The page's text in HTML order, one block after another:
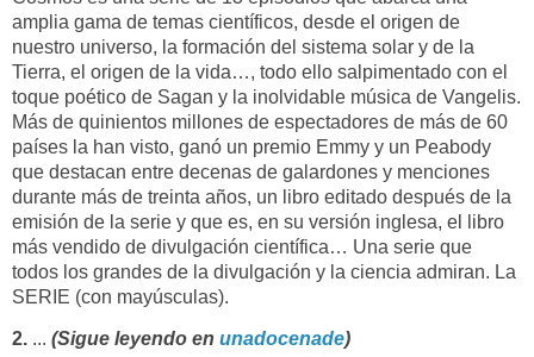
amplia gama de temas científicos, desde el origen de
nuestro universo, la formación del sistema solar y de la
Tierra, el origen de la vida…, todo ello salpimentado con el
toque poético de Sagan y la inolvidable música de Vangelis.
Más de quinientos millones de espectadores de más de 60
países la han visto, ganó un premio Emmy y un Peabody
que destacan entre decenas de galardones y menciones
durante más de treinta años, un libro editado después de la
emisión de la serie y que es, en su versión inglesa, el libro
más vendido de divulgación científica… Una serie que
todos los grandes de la divulgación y la ciencia admiran. La
SERIE (con mayúsculas).
2. ... (Sigue leyendo en unadocenade)